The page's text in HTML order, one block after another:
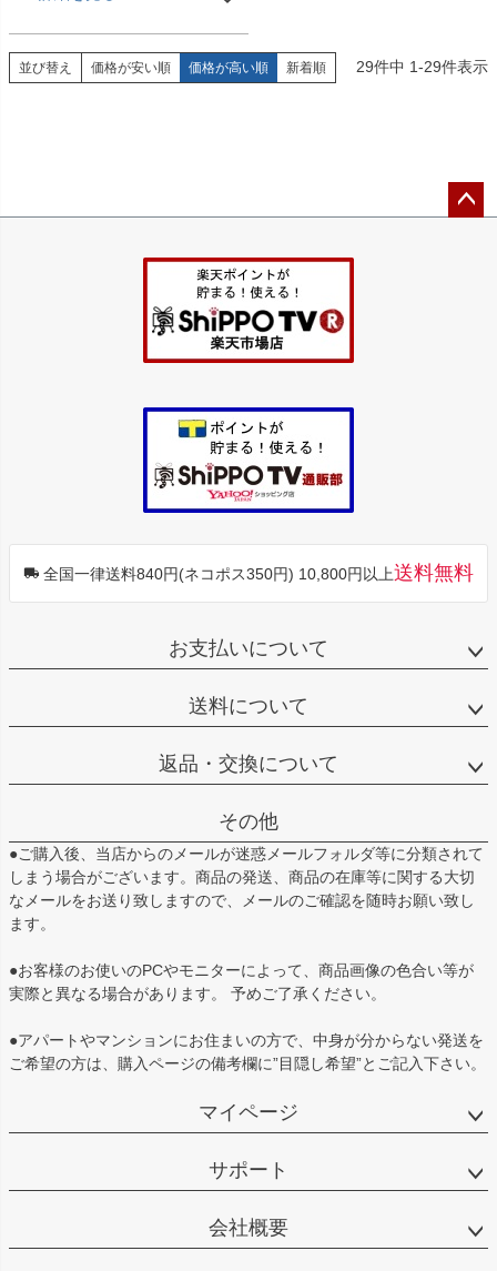
並び替え 価格が安い順 価格が高い順 新着順 29件中 1-29件表示
全国一律送料840円(ネコポス350円) 10,800円以上送料無料
お支払いについて
送料について
返品・交換について
その他
●ご購入後、当店からのメールが迷惑メールフォルダ等に分類されて
しまう場合がございます。商品の発送、商品の在庫等に関する大切
なメールをお送り致しますので、メールのご確認を随時お願い致し
ます。
●お客様のお使いのPCやモニターによって、商品画像の色合い等が
実際と異なる場合があります。 予めご了承ください。
●アパートやマンションにお住まいの方で、中身が分からない発送を
ご希望の方は、購入ページの備考欄に”目隠し希望”とご記入下さい。
マイページ
サポート
会社概要